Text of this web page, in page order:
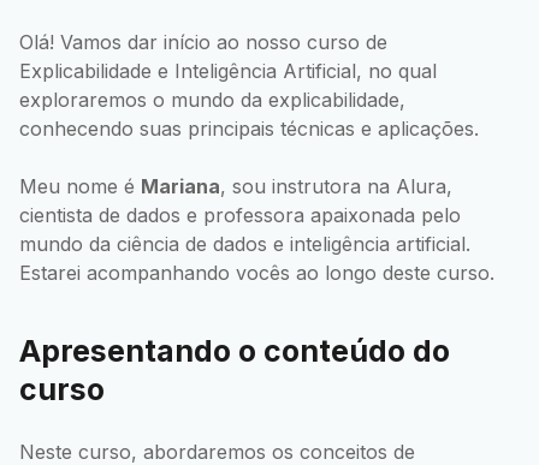
Olá! Vamos dar início ao nosso curso de
Explicabilidade e Inteligência Artificial, no qual
exploraremos o mundo da explicabilidade,
conhecendo suas principais técnicas e aplicações.
Meu nome é Mariana, sou instrutora na Alura,
cientista de dados e professora apaixonada pelo
mundo da ciência de dados e inteligência artificial.
Estarei acompanhando vocês ao longo deste curso.
Apresentando o conteúdo do
curso
Neste curso, abordaremos os conceitos de